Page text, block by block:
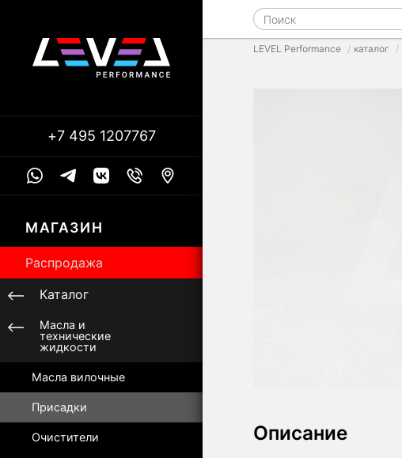
LEVEL Performance каталог
Описание
+7 495 1207767
МАГАЗИН
Распродажа
Каталог
Масла и
технические
жидкости
Масла вилочные
Присадки
Очистители